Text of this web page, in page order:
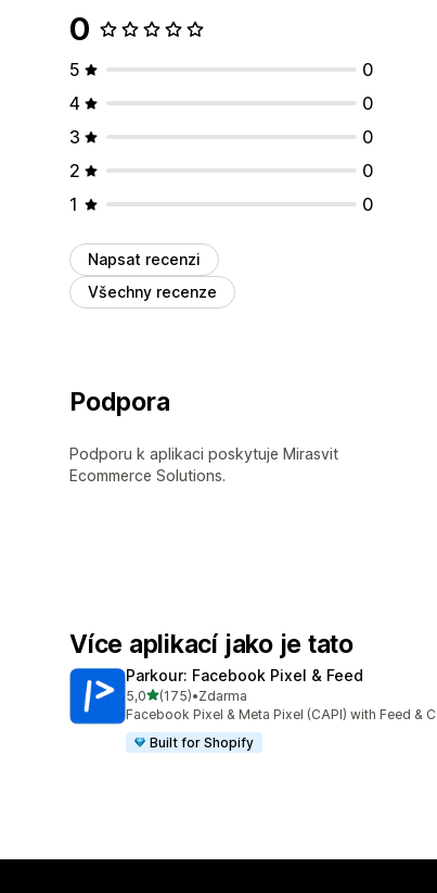
0
5
0
4
0
3
0
2
0
1
0
Napsat recenzi
Všechny recenze
Podpora
Podporu k aplikaci poskytuje Mirasvit
Ecommerce Solutions.
Více aplikací jako je tato
Parkour: Facebook Pixel & Feed
5,0z 5 hvězd
(175)
Celkový počet recenzí: 175
•Zdarma
Facebook Pixel & Meta Pixel (CAPI) with Feed &
Built for Shopify